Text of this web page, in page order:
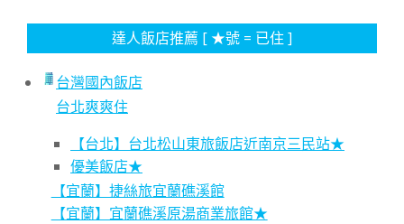
達人飯店推薦 [ ★號 = 已住 ]
台灣國內飯店
台北爽爽住
【台北】台北松山東旅飯店近南京三民站★
優美飯店★
【宜蘭】捷絲旅宜蘭礁溪館
【宜蘭】宜蘭礁溪原湯商業旅館★